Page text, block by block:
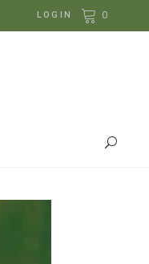
LOGIN 0